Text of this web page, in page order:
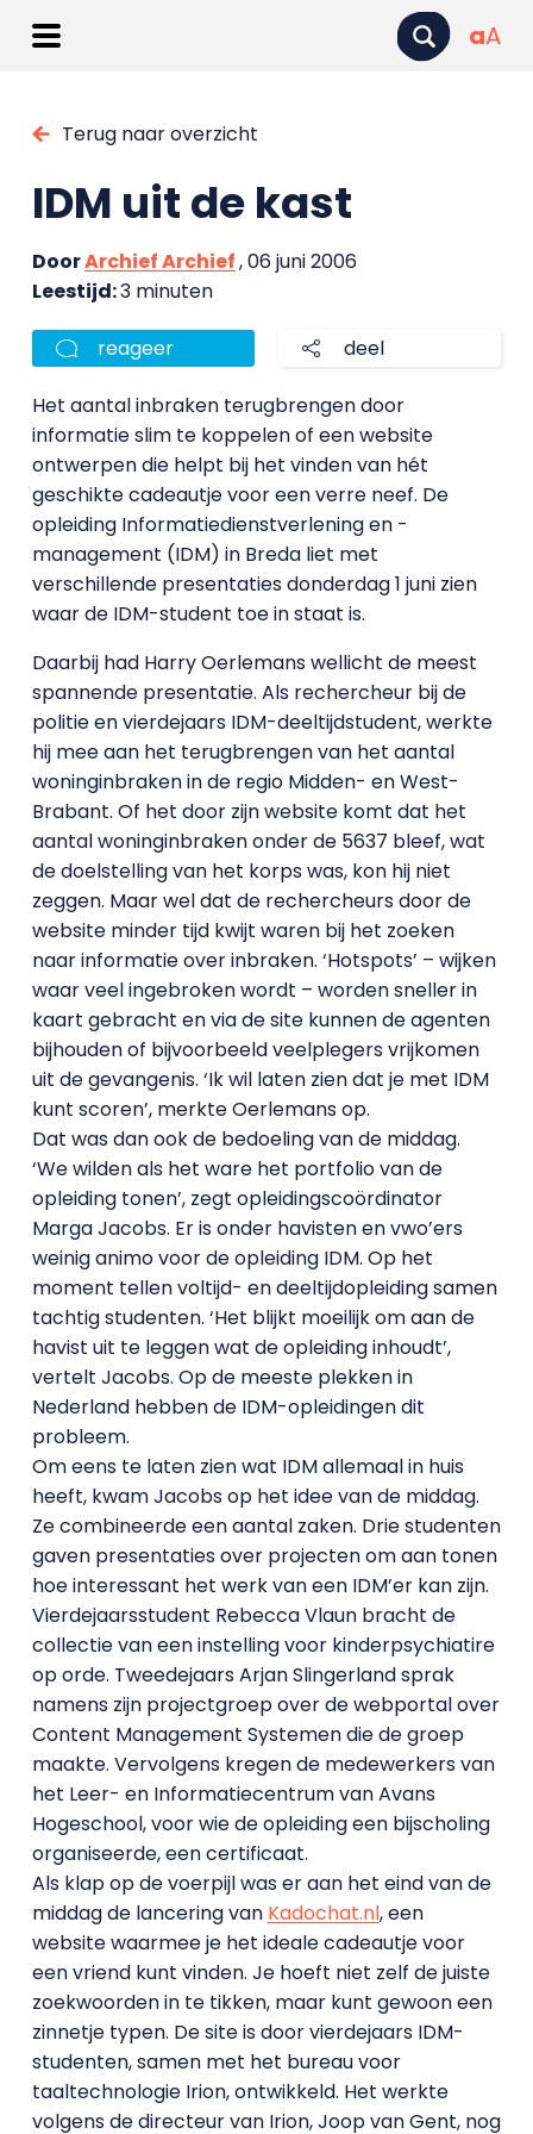
aA
Terug naar overzicht
IDM uit de kast
DoorArchief Archief, 06 juni 2006
Leestijd:3 minuten
reageer deel
Het aantal inbraken terugbrengen door
informatie slim te koppelen of een website
ontwerpen die helpt bij het vinden van hét
geschikte cadeautje voor een verre neef. De
opleiding Informatiedienstverlening en -
management (IDM) in Breda liet met
verschillende presentaties donderdag 1 juni zien
waar de IDM-student toe in staat is.
Daarbij had Harry Oerlemans wellicht de meest
spannende presentatie. Als rechercheur bij de
politie en vierdejaars IDM-deeltijdstudent, werkte
hij mee aan het terugbrengen van het aantal
woninginbraken in de regio Midden- en West-
Brabant. Of het door zijn website komt dat het
aantal woninginbraken onder de 5637 bleef, wat
de doelstelling van het korps was, kon hij niet
zeggen. Maar wel dat de rechercheurs door de
website minder tijd kwijt waren bij het zoeken
naar informatie over inbraken. ‘Hotspots’ – wijken
waar veel ingebroken wordt – worden sneller in
kaart gebracht en via de site kunnen de agenten
bijhouden of bijvoorbeeld veelplegers vrijkomen
uit de gevangenis. ‘Ik wil laten zien dat je met IDM
kunt scoren’, merkte Oerlemans op.
Dat was dan ook de bedoeling van de middag.
‘We wilden als het ware het portfolio van de
opleiding tonen’, zegt opleidingscoördinator
Marga Jacobs. Er is onder havisten en vwo’ers
weinig animo voor de opleiding IDM. Op het
moment tellen voltijd- en deeltijdopleiding samen
tachtig studenten. ‘Het blijkt moeilijk om aan de
havist uit te leggen wat de opleiding inhoudt’,
vertelt Jacobs. Op de meeste plekken in
Nederland hebben de IDM-opleidingen dit
probleem.
Om eens te laten zien wat IDM allemaal in huis
heeft, kwam Jacobs op het idee van de middag.
Ze combineerde een aantal zaken. Drie studenten
gaven presentaties over projecten om aan tonen
hoe interessant het werk van een IDM’er kan zijn.
Vierdejaarsstudent Rebecca Vlaun bracht de
collectie van een instelling voor kinderpsychiatire
op orde. Tweedejaars Arjan Slingerland sprak
namens zijn projectgroep over de webportal over
Content Management Systemen die de groep
maakte. Vervolgens kregen de medewerkers van
het Leer- en Informatiecentrum van Avans
Hogeschool, voor wie de opleiding een bijscholing
organiseerde, een certificaat.
Als klap op de voerpijl was er aan het eind van de
middag de lancering van Kadochat.nl, een
website waarmee je het ideale cadeautje voor
een vriend kunt vinden. Je hoeft niet zelf de juiste
zoekwoorden in te tikken, maar kunt gewoon een
zinnetje typen. De site is door vierdejaars IDM-
studenten, samen met het bureau voor
taaltechnologie Irion, ontwikkeld. Het werkte
volgens de directeur van Irion, Joop van Gent, nog